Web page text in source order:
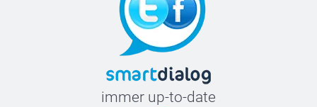
immer up-to-date